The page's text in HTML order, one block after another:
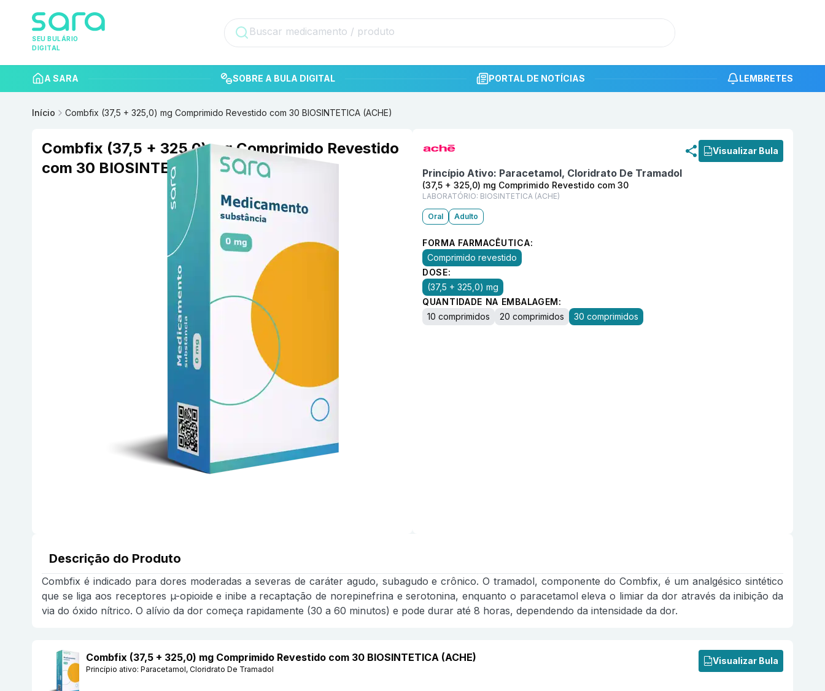
SEU BULÁRIO
DIGITAL
A SARA SOBRE A BULA DIGITAL PORTAL DE NOTÍCIAS LEMBRETES
Início Combfix (37,5 + 325,0) mg Comprimido Revestido com 30 BIOSINTETICA (ACHE)
Combfix (37,5 + 325,0) mg Comprimido Revestido
com 30 BIOSINTETICA (ACHE)
Visualizar Bula
Princípio Ativo: Paracetamol, Cloridrato De Tramadol
(37,5 + 325,0) mg Comprimido Revestido com 30
LABORATÓRIO: BIOSINTETICA (ACHE)
Oral Adulto
FORMA FARMACÊUTICA:
Comprimido revestido
DOSE:
(37,5 + 325,0) mg
QUANTIDADE NA EMBALAGEM:
10 comprimidos
20 comprimidos 30 comprimidos
Descrição do Produto
Combfix é indicado para dores moderadas a severas de caráter agudo, subagudo e crônico. O tramadol, componente do Combfix, é um analgésico sintético
que se liga aos receptores µ-opioide e inibe a recaptação de norepinefrina e serotonina, enquanto o paracetamol eleva o limiar da dor através da inibição da
via do óxido nítrico. O alívio da dor começa rapidamente (30 a 60 minutos) e pode durar até 8 horas, dependendo da intensidade da dor.
Combfix (37,5 + 325,0) mg Comprimido Revestido com 30 BIOSINTETICA (ACHE)
Princípio ativo: Paracetamol, Cloridrato De Tramadol
Visualizar Bula